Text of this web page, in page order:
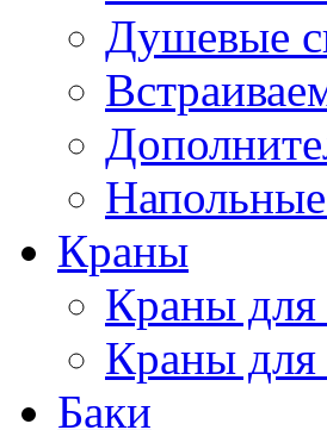
Душевые
Краны
Краны для
Краны
Баки